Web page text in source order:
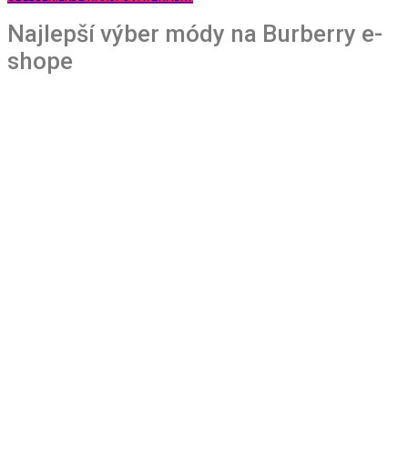
Najlepší výber módy na Burberry e-
shope